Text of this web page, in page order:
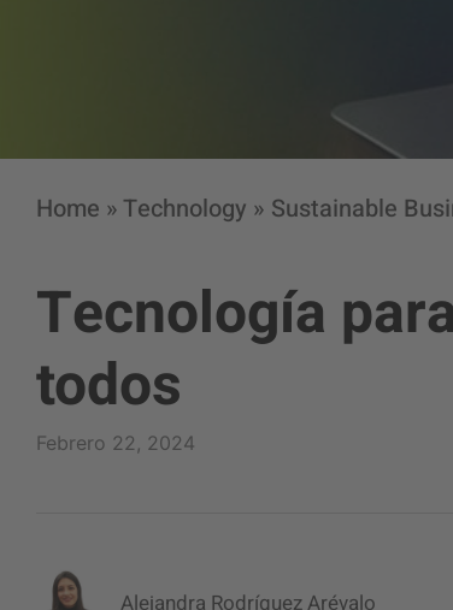
Home »Technology » Sustainable
Tecnología
todos
Febrero 22, 2024
Alejandra Rodríguez Arévalo